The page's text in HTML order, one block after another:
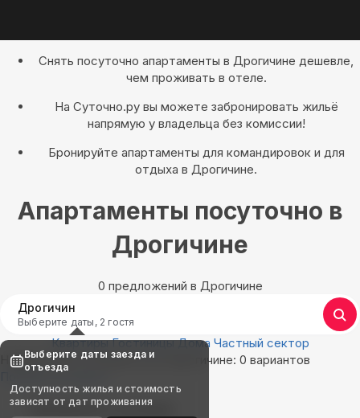
Снять посуточно апартаменты в Дрогичине дешевле,
чем проживать в отеле.
На Суточно.ру вы можете забронировать жильё
напрямую у владельца без комиссии!
Бронируйте апартаменты для командировок и для
отдыха в Дрогичине.
Апартаменты посуточно в
Дрогичине
0 предложений в Дрогичине
Дрогичин
Выберите даты, 2 гостя
Квартиры Гостиницы Дома Частный сектор
Найдём, где остановиться в Дрогичине: 0 вариантов
Показать на карте
Выбирайте лучшее
Выберите даты заезда и
отъезда
Доступность жилья и стоимость
зависят от дат проживания